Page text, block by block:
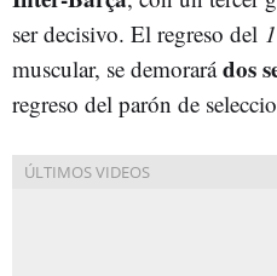
ser decisivo. El regreso del
muscular, se demorarádos
regreso del parón de